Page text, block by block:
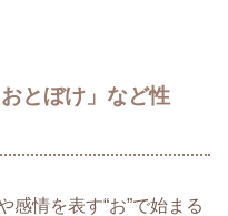
とぼけ」など性
感情を表す“お”で始まる